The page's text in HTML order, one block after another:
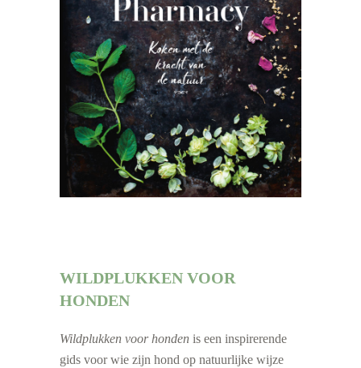
WILDPLUKKEN VOOR
HONDEN
Wildplukken voor honden is een inspirerende
gids voor wie zijn hond op natuurlijke wijze